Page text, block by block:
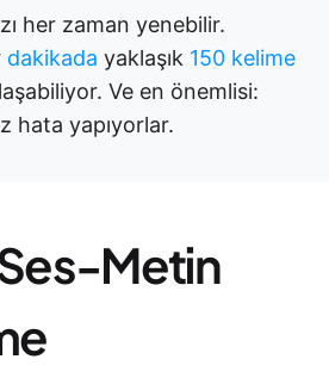
her zaman yenebilir.
dakikada yaklaşık 150 kelime
Ve en önemlisi:
hata yapıyorlar.
Ses-Metin